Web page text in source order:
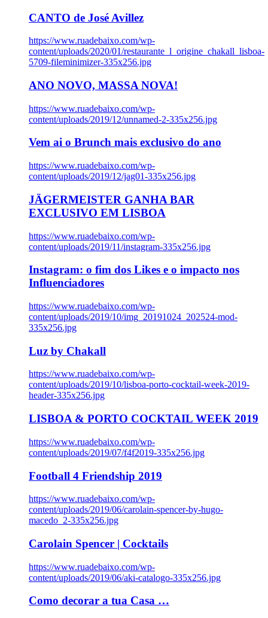
CANTO de José Avillez
https://www.ruadebaixo.com/wp-
content/uploads/2020/01/restaurante_l_origine_chakall_lisboa-
5709-fileminimizer-335x256.jpg
ANO NOVO, MASSA NOVA!
https://www.ruadebaixo.com/wp-
content/uploads/2019/12/unnamed-2-335x256.jpg
Vem ai o Brunch mais exclusivo do ano
https://www.ruadebaixo.com/wp-
content/uploads/2019/12/jag01-335x256.jpg
JÄGERMEISTER GANHA BAR
EXCLUSIVO EM LISBOA
https://www.ruadebaixo.com/wp-
content/uploads/2019/11/instagram-335x256.jpg
Instagram: o fim dos Likes e o impacto nos
Influenciadores
https://www.ruadebaixo.com/wp-
content/uploads/2019/10/img_20191024_202524-mod-
335x256.jpg
Luz by Chakall
https://www.ruadebaixo.com/wp-
content/uploads/2019/10/lisboa-porto-cocktail-week-2019-
header-335x256.jpg
LISBOA & PORTO COCKTAIL WEEK 2019
https://www.ruadebaixo.com/wp-
content/uploads/2019/07/f4f2019-335x256.jpg
Football 4 Friendship 2019
https://www.ruadebaixo.com/wp-
content/uploads/2019/06/carolain-spencer-by-hugo-
macedo_2-335x256.jpg
Carolain Spencer | Cocktails
https://www.ruadebaixo.com/wp-
content/uploads/2019/06/aki-catalogo-335x256.jpg
Como decorar a tua Casa …